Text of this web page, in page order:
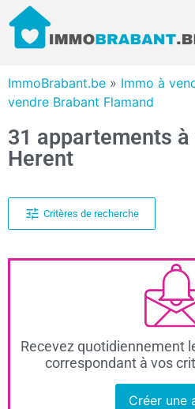
ImmoBrabant.be » Immo à
vendre Brabant Flamand
31 appartements
Herent
Critères de recherche
Recevez quotidiennement
correspondant à vos
Créer une